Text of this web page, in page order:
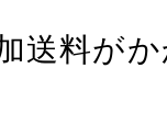
送料が